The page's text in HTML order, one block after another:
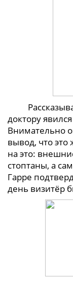
доктору
Внимательно
вывод, что это
на это:
стоптаны, а
Гарре
день визитёр